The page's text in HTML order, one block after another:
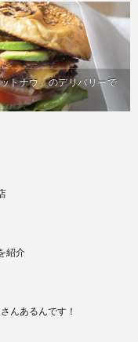
トナウ」のデリバリーで
紹介
んあるんです！